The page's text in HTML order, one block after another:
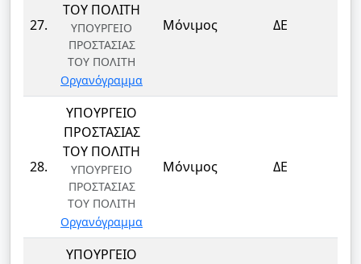
27.
ΤΟΥ ΠΟΛΙΤΗ
ΥΠΟΥΡΓΕΙΟ
ΠΡΟΣΤΑΣΙΑΣ
ΤΟΥ ΠΟΛΙΤΗ
Οργανόγραμμα
Μόνιμος ΔΕ
28.
ΥΠΟΥΡΓΕΙΟ
ΠΡΟΣΤΑΣΙΑΣ
ΤΟΥ ΠΟΛΙΤΗ
ΥΠΟΥΡΓΕΙΟ
ΠΡΟΣΤΑΣΙΑΣ
ΤΟΥ ΠΟΛΙΤΗ
Οργανόγραμμα
Μόνιμος ΔΕ
ΥΠΟΥΡΓΕΙΟ